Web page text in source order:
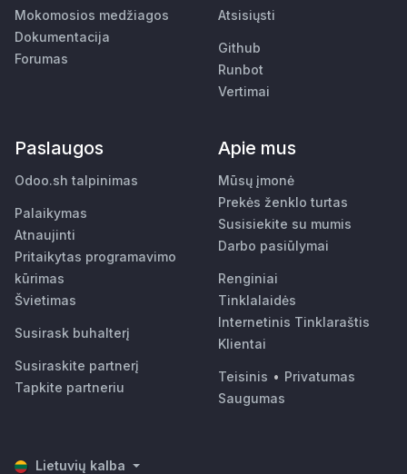
Mokomosios medžiagos
Dokumentacija
Forumas
Atsisiųsti
Github
Runbot
Vertimai
Paslaugos
Odoo.sh talpinimas
Palaikymas
Atnaujinti
Pritaikytas programavimo
kūrimas
Švietimas
Susirask buhalterį
Susiraskite partnerį
Tapkite partneriu
Apie mus
Mūsų įmonė
Prekės ženklo turtas
Susisiekite su mumis
Darbo pasiūlymai
Renginiai
Tinklalaidės
Internetinis Tinklaraštis
Klientai
Teisinis • Privatumas
Saugumas
Lietuvių kalba